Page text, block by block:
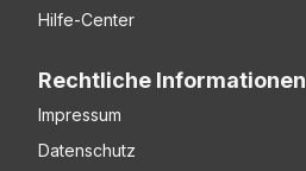
Hilfe-Center
Rechtliche Informationen
Impressum
Datenschutz